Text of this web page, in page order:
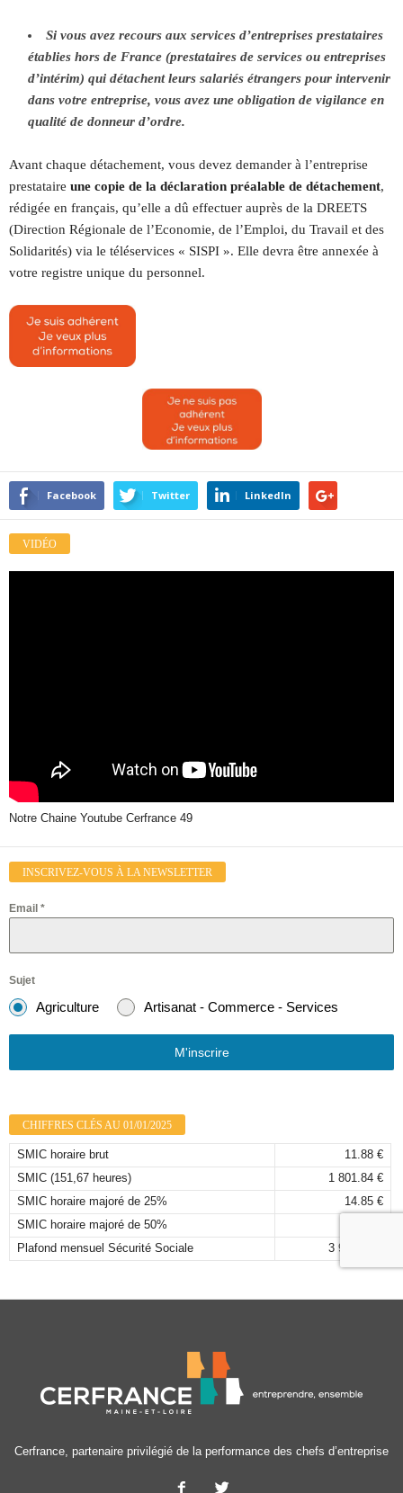
Si vous avez recours aux services d’entreprises prestataires
établies hors de France (prestataires de services ou entreprises
d’intérim) qui détachent leurs salariés étrangers pour intervenir
dans votre entreprise, vous avez une obligation de vigilance en
qualité de donneur d’ordre.
Avant chaque détachement, vous devez demander à l’entreprise
prestataire une copie de la déclaration préalable de détachement,
rédigée en français, qu’elle a dû effectuer auprès de la DREETS
(Direction Régionale de l’Economie, de l’Emploi, du Travail et des
Solidarités) via le téléservices « SISPI ». Elle devra être annexée à
votre registre unique du personnel.
Facebook Twitter LinkedIn
VIDÉO
Notre Chaine Youtube Cerfrance 49
INSCRIVEZ-VOUS À LA NEWSLETTER
Email *
Sujet
Agriculture Artisanat - Commerce - Services
M'inscrire
CHIFFRES CLÉS AU 01/01/2025
SMIC horaire brut
11.88 €
SMIC (151,67 heures)
1 801.84 €
SMIC horaire majoré de 25%
14.85 €
SMIC horaire majoré de 50%
Plafond mensuel Sécurité Sociale
3 925,00 €
Cerfrance, partenaire privilégié de la performance des chefs d’entreprise